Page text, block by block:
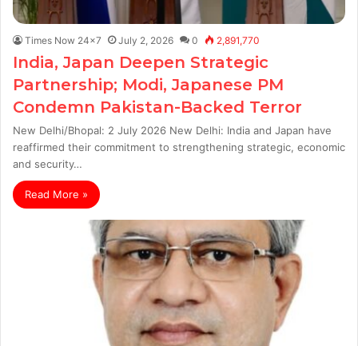
Times Now 24x7 July 2, 2026 0 2,891,770
India, Japan Deepen Strategic
Partnership; Modi, Japanese PM
Condemn Pakistan-Backed Terror
New Delhi/Bhopal: 2 July 2026 New Delhi: India and Japan have
reaffirmed their commitment to strengthening strategic, economic
and security…
Read More »